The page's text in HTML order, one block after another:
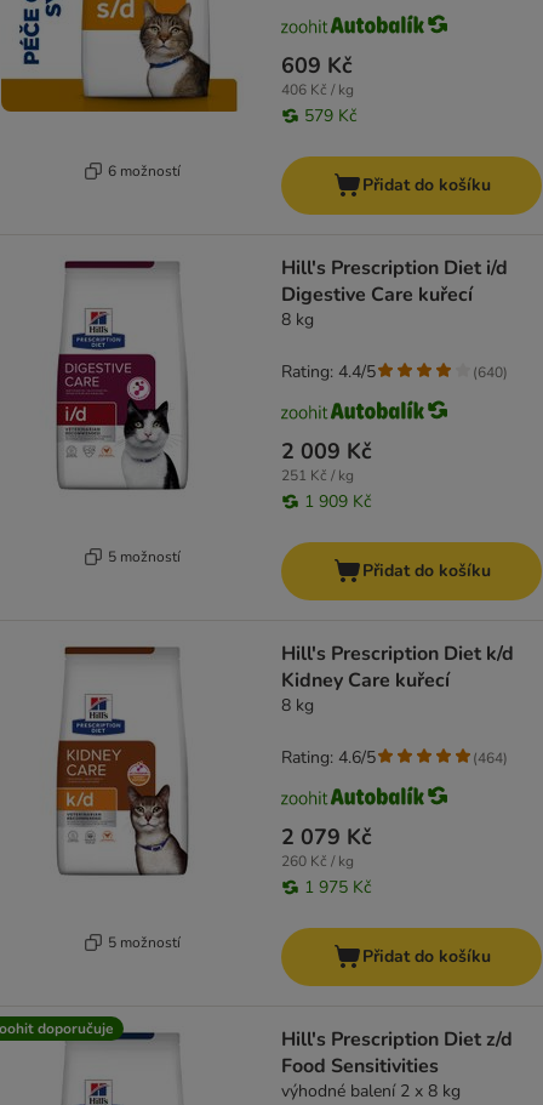
6 možností
609 Kč
406 Kč / kg
579 Kč
Přidat do košíku
5 možností
Hill's Prescription Diet i/d
Digestive Care kuřecí
8 kg
2 009 Kč
251 Kč / kg
1 909 Kč
Rating: 4.4/5 (640)
Přidat do košíku
5 možností
Hill's Prescription Diet k/d
Kidney Care kuřecí
8 kg
2 079 Kč
260 Kč / kg
1 975 Kč
Rating: 4.6/5 (464)
Přidat do košíku
doporučuje
Hill's Prescription Diet z/d
Food Sensitivities
výhodné balení 2 x 8 kg